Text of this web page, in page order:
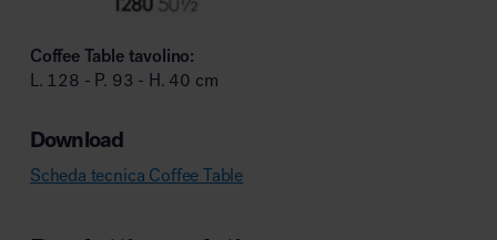
Coffee Table tavolino:
L. 128 - P. 93 - H. 40 cm
Download
Scheda tecnica Coffee Table